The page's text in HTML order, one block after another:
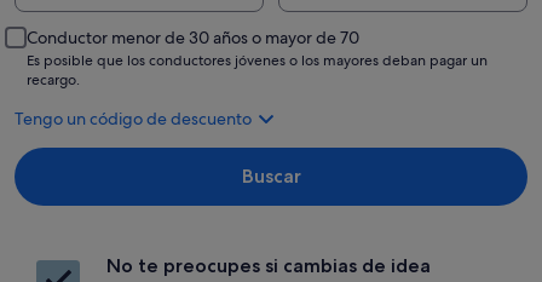
Conductor menor de 30 años o mayor de 70
Es posible que los conductores jóvenes o los mayores deban pagar un
recargo.
Tengo un código de descuento
Buscar
No te preocupes si cambias de idea